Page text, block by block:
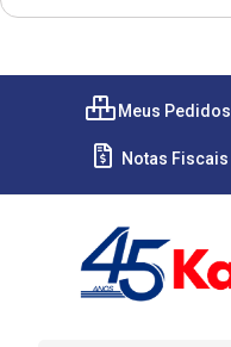
Meus Pedidos
Notas Fiscais